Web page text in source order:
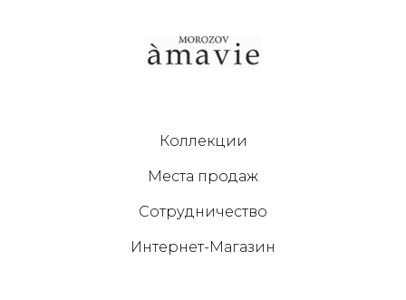
Коллекции
Места продаж
Сотрудничество
Интернет-Магазин